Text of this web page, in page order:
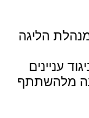
הליגה
עניינים
מלהשתתף